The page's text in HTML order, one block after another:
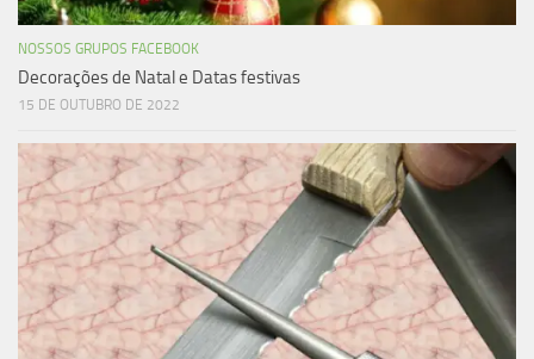
NOSSOS GRUPOS FACEBOOK
Decorações de Natal e Datas festivas
15 DE OUTUBRO DE 2022